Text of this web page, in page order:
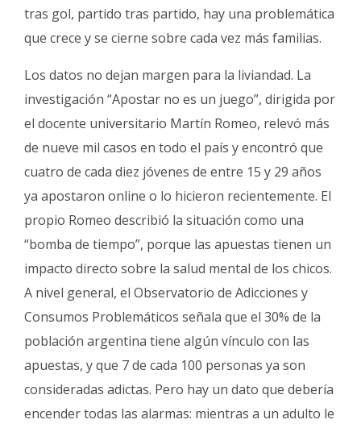
tras gol, partido tras partido, hay una problemática
que crece y se cierne sobre cada vez más familias.
Los datos no dejan margen para la liviandad. La
investigación “Apostar no es un juego”, dirigida por
el docente universitario Martín Romeo, relevó más
de nueve mil casos en todo el país y encontró que
cuatro de cada diez jóvenes de entre 15 y 29 años
ya apostaron online o lo hicieron recientemente. El
propio Romeo describió la situación como una
“bomba de tiempo”, porque las apuestas tienen un
impacto directo sobre la salud mental de los chicos.
A nivel general, el Observatorio de Adicciones y
Consumos Problemáticos señala que el 30% de la
población argentina tiene algún vínculo con las
apuestas, y que 7 de cada 100 personas ya son
consideradas adictas. Pero hay un dato que debería
encender todas las alarmas: mientras a un adulto le